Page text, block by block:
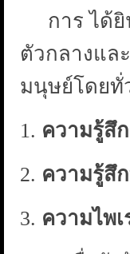
การ ได้ยิ
ตัวกลางแล
มนุษย์โดยทั่
1. ความรู้สึ
2. ความรู้สึ
3. ความไพเ